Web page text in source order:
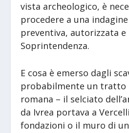
vista archeologico, è
procedere a una
preventiva, autorizzata
Soprintendenza.
E cosa è emerso dagli
probabilmente un tratto
romana – il selciato
da Ivrea portava a
fondazioni o il muro di